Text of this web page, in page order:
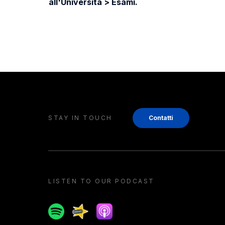
all'Università > Esami.
STAY IN TOUCH Contatti
LISTEN TO OUR PODCAST
SpotifySpreakerApple podcast